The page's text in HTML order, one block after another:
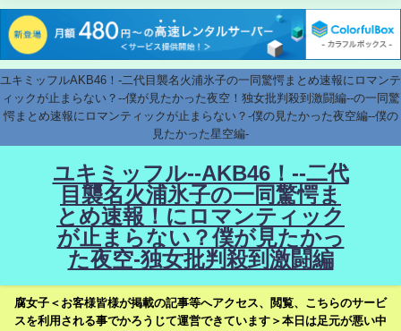
ユキミッフルAKB46！-二代目襲名火浦氷子の一同驚愕まとめ速報にロマンテ
ィックが止まらない？--僕が見たかった夜空！独女批判殺到激闘編--の一同驚
愕まとめ速報にロマンティックが止まらない？-僕の見たかった夜空編--僕の
見たかった星空編-
ユキミッフル--AKB46！--二代
目襲名火浦氷子の一同驚愕ま
とめ速報！にロマンティック
が止まらない？僕が見たかっ
た夜空-独女批判殺到激闘編
腐女子＜お客様皆様が掲載の記事等へアクセス、閲覧、こちらのサービ
スを利用される事でかろうじて運営できています＞本日は足元が悪い中